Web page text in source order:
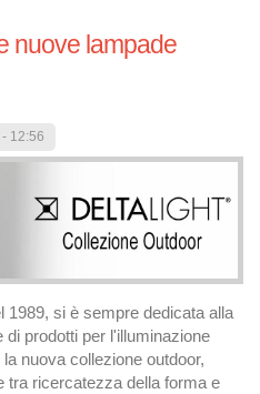
nuove lampade
12:56
1989, si è sempre dedicata alla
di prodotti per l'illuminazione
nuova collezione outdoor,
tra ricercatezza della forma e